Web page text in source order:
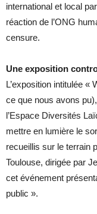
international et local
réaction de l’ONG
censure.
Une exposition
L’exposition intitulée «
ce que nous avons
l’Espace Diversités
mettre en lumière le
recueillis sur le terrain
Toulouse, dirigée par
cet événement
public ».